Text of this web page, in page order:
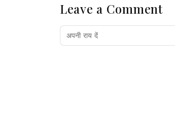
Leave a Comment